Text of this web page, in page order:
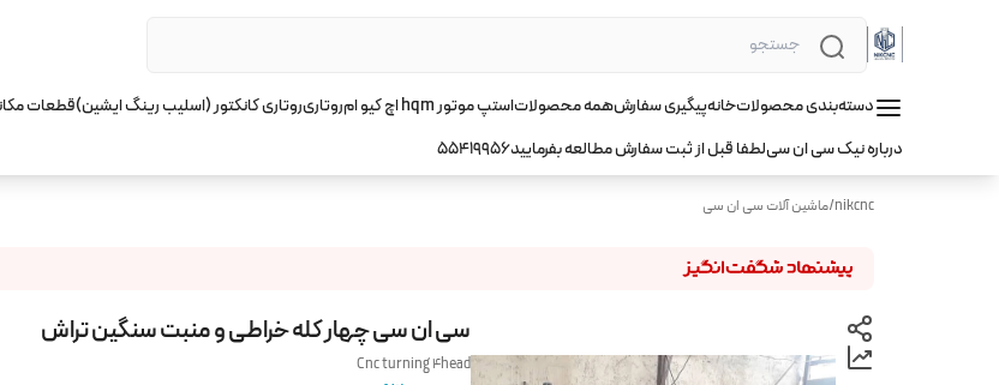
دسته‌بندی محصولاتخانهپیگیری سفارشهمه محصولاتاستپ موتور hqm اچ کیو ام روتاریروتاری کانکتور (اسلیب رینگ ایشین)قطعات
درباره نیک سی ان سیلطفا قبل از ثبت سفارش مطالعه بفرمایید55419956
nikcnc
/ماشین آلات سی ان سی
سی ان سی چهار کله خراطی و منبت سنگین تراش
Cnc turning 4head